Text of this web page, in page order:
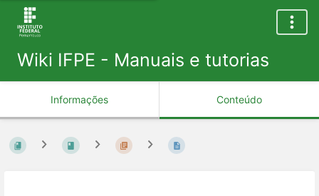
Wiki IFPE - Manuais e tutorias
Informações Conteúdo